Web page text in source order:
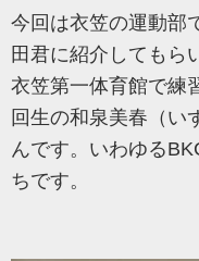
今回は衣笠の運動部
田君に紹介してもら
衣笠第一体育館で練
回生の和泉美春（い
んです。いわゆる
ちです。